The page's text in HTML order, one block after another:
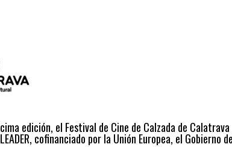
edición, el Festival de Cine de Calzada de
cofinanciado por la Unión Europea, el Gobierno